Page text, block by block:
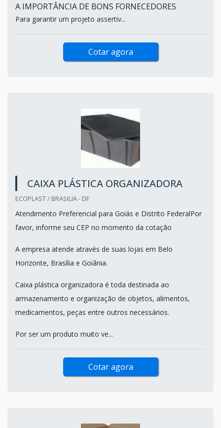
A IMPORTÂNCIA DE BONS FORNECEDORES
Para garantir um projeto assertiv...
Cotar agora
CAIXA PLÁSTICA ORGANIZADORA
ECOPLAST / BRASILIA - DF
Atendimento Preferencial para Goiás e Distrito FederalPor
favor, informe seu CEP no momento da cotação
A empresa atende através de suas lojas em Belo
Horizonte, Brasília e Goiânia.
Caixa plástica organizadora é toda destinada ao
armazenamento e organização de objetos, alimentos,
medicamentos, peças entre outros necessários.
Por ser um produto muito ve...
Cotar agora